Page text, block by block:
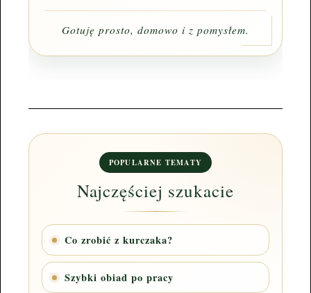
Gotuję prosto, domowo i z pomysłem.
POPULARNE TEMATY
Najczęściej szukacie
Co zrobić z kurczaka?
Szybki obiad po pracy